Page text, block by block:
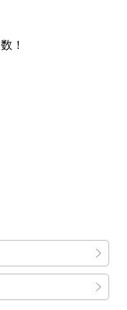
！